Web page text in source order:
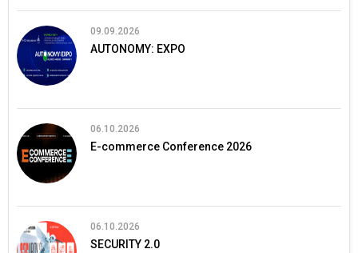
09.09.2026
AUTONOMY: EXPO
06.10.2026
E-commerce Conference 2026
06.10.2026
SECURITY 2.0